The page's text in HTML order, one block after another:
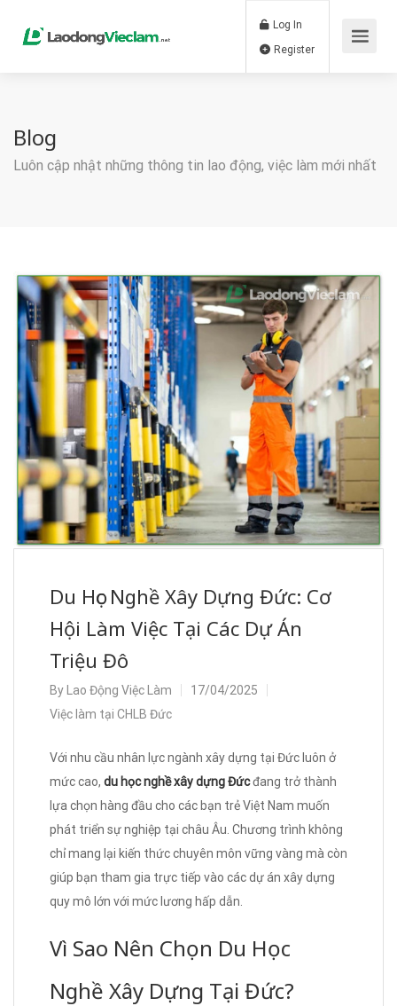
Log In
Blog
Luôn cập nhật những thông tin lao động, việc làm mới nhất
Du Học Nghề Xây Dựng Đức: Cơ
Hội Làm Việc Tại Các Dự Án
Triệu Đô
By Lao Động Việc Làm
17/04/2025
Việc làm tại CHLB Đức
Với nhu cầu nhân lực ngành xây dựng tại Đức luôn ở
mức cao, du học nghề xây dựng Đứcđang trở thành
lựa chọn hàng đầu cho các bạn trẻ Việt Nam muốn
phát triển sự nghiệp tại châu Âu. Chương trình không
chỉ mang lại kiến thức chuyên môn vững vàng mà còn
giúp bạn tham gia trực tiếp vào các dự án xây dựng
quy mô lớn với mức lương hấp dẫn.
Vì Sao Nên Chọn Du Học
Nghề Xây Dựng Tại Đức?